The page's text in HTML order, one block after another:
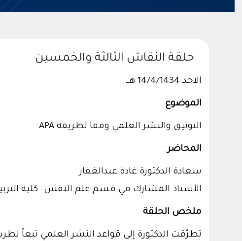
حلقة النقاش الثالثة والخمسين
الاحد 14/4/1434 هــ
الموضوع
التوثيق والنشر العلمي وفقا لطريقة APA
المحاضر
سعادة الدكتورة غادة عبدالغفار
الأستاذ المشارك في قسم علم النفس– كلية
ملخص الحلقة